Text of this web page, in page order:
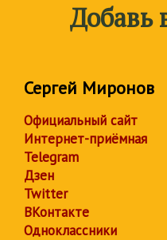
Добавь
Сергей Миронов
Официальный сайт
Интернет-приёмная
Telegram
Дзен
Twitter
ВКонтакте
Одноклассники